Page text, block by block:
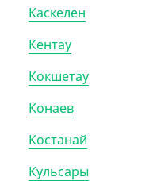
Каскелен
Кентау
Кокшетау
Конаев
Костанай
Кульсары